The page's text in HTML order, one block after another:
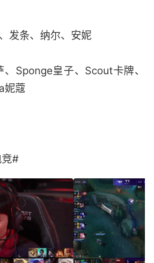
发条、纳尔、安妮
Sponge皇子、Scout卡牌、
妮蔻
#